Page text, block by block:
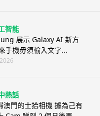
智能
展示 Galaxy AI 新方
手機毋須輸入文字...
熱話
澳門的士拾相機 據為己有